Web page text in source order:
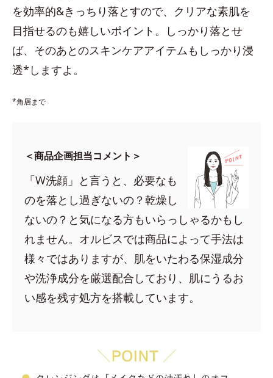
を効率的&きっちり落とすので、クリアな素肌を
目指せるのも嬉しいポイント。しっかり落とせ
ば、そのあとのスキンケアアイテムもしっかり浸
透*しますよ。
*角層まで
＜商品企画担当コメント＞
「W洗顔」と言うと、必要なも
のを落とし過ぎないの？乾燥し
ないの？と気になる方もいらっしゃるかもし
れません。オルビスでは商品によって手法は
様々ではありますが、肌をいたわる保湿成分
や洗浄成分を厳選配合しており、肌にうるお
い感を残す処方を搭載しています。